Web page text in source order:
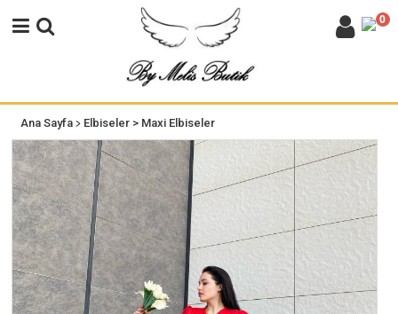
0
Ana Sayfa> Elbiseler > Maxi Elbiseler